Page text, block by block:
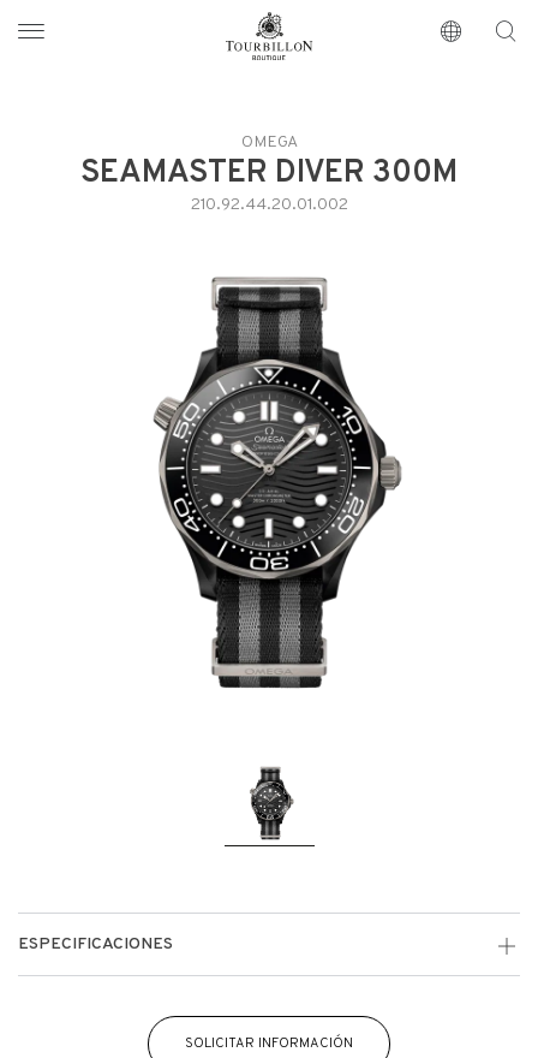
https://www.tourbillon.com/index.php/es
OMEGA
SEAMASTER DIVER 300M
210.92.44.20.01.002
ESPECIFICACIONES
SOLICITAR INFORMACIÓN